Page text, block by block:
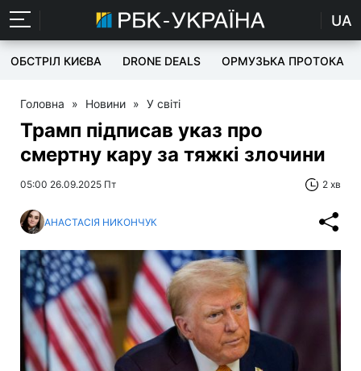
UA
ОБСТРІЛ КИЄВА DRONE DEALS ОРМУЗЬКА ПРОТОКА
Головна » Новини » У світі
Трамп підписав указ про
смертну кару за тяжкі злочини
05:00 26.09.2025 Пт 2 хв
АНАСТАСІЯ НИКОНЧУК